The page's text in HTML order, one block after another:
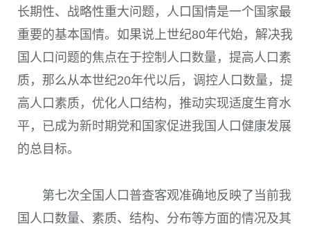
长期性、战略性重大问题，人口国情是一个国家最
重要的基本国情。如果说上世纪80年代始，解决我
国人口问题的焦点在于控制人口数量，提高人口素
质，那么从本世纪20年代以后，调控人口数量，提
高人口素质，优化人口结构，推动实现适度生育水
平，已成为新时期党和国家促进我国人口健康发展
的总目标。
第七次全国人口普查客观准确地反映了当前我
国人口数量、素质、结构、分布等方面的情况及其